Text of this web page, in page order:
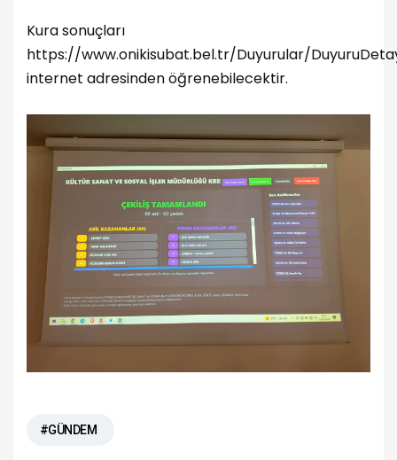
Kura sonuçları
https://www.onikisubat.bel.tr/Duyurular/
internet adresinden öğrenebilecektir.
#GÜNDEM